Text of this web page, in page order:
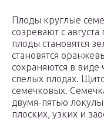
Плоды круглые
созревают с
плоды становятся
становятся
сохраняются в
спелых плодах.
семечковых.
двумя-пятью
плоских, узких и